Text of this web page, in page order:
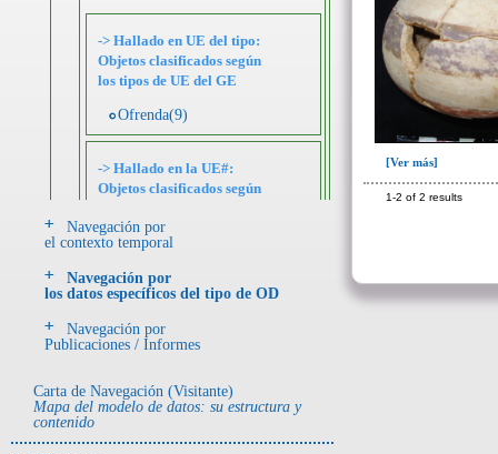
-> Hallado en UE del tipo:
Objetos clasificados según
los tipos de UE del GE
Ofrenda(9)
-> Hallado en la UE#:
Objetos clasificados según
113(8)
119(1)
Tumba 4 (201)
Tumba 6 (63)
Navegación por
el contexto temporal
Navegación por
los datos específicos del tipo de OD
Navegación por
Publicaciones / Informes
Carta de Navegación (Visitante)
Mapa del modelo de datos: su estructura y
contenido
[Ver más]
1-2 of 2 results